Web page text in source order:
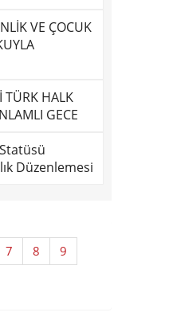
VE ÇOCUK
TÜRK HALK
GECE
Düzenlemesi
7 8
9